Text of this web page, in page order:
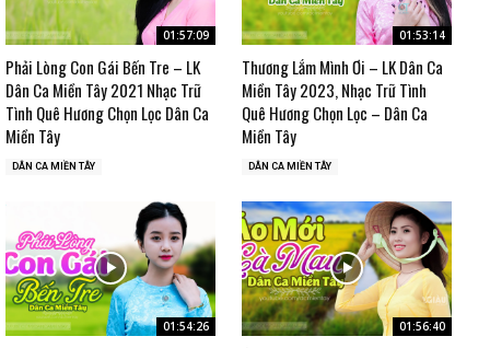
01:57:09
Phải Lòng Con Gái Bến Tre – LK
Dân Ca Miền Tây 2021 Nhạc Trữ
Tình Quê Hương Chọn Lọc Dân Ca
Miền Tây
DÂN CA MIỀN TÂY
01:53:14
Thương Lắm Mình Ơi – LK Dân Ca
Miền Tây 2023, Nhạc Trữ Tình
Quê Hương Chọn Lọc – Dân Ca
Miền Tây
DÂN CA MIỀN TÂY
01:54:26 01:56:40